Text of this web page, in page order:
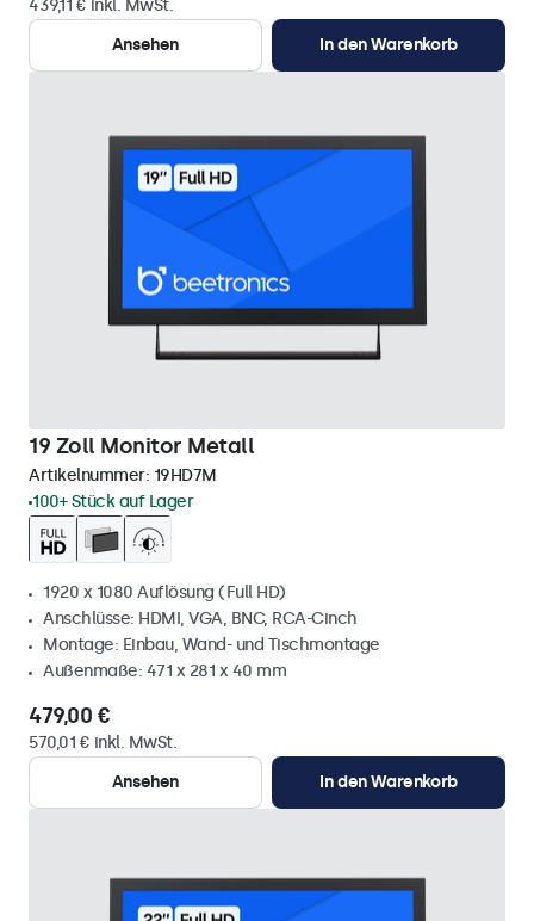
439,11 € inkl. MwSt.
Ansehen
In den Warenkorb
19 Zoll Monitor Metall
Artikelnummer: 19HD7M
100+ Stück auf Lager
1920 x 1080 Auflösung (Full HD)
Anschlüsse: HDMI, VGA, BNC, RCA-Cinch
Montage: Einbau, Wand- und Tischmontage
Außenmaße: 471 x 281 x 40 mm
479,00 €
570,01 € inkl. MwSt.
Ansehen
In den Warenkorb